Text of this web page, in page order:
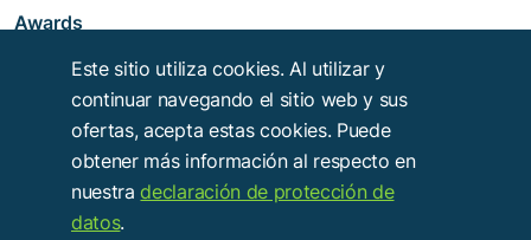
Awards
Este sitio utiliza cookies. Al utilizar y
continuar navegando el sitio web y sus
ofertas, acepta estas cookies. Puede
obtener más información al respecto en
nuestradeclaración de protección de
datos.